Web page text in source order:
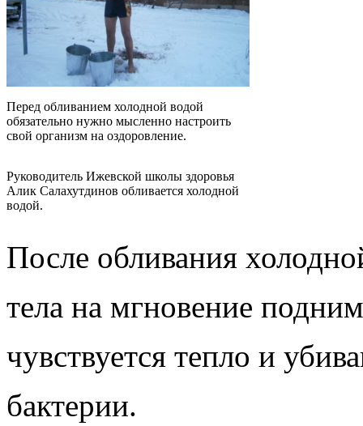
Перед обливанием холодной водой
обязательно нужно мысленно настроить
свой организм на оздоровление.
Руководитель Ижевской школы здоровья
Алик Салахутдинов обливается холодной
водой.
После обливания
тела на мгновение
чувствуется тепло и
бактерии.